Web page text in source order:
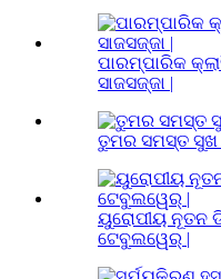
ପାରମ୍ପାରିକ
ସାଜସଜ୍ଜା |
ତୁମର ସମସ୍ତ ସୁଖ
ୟୁରୋପୀୟ ନୂତନ
ଟେବୁଲୱେର୍ |